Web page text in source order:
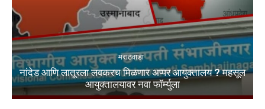
मराठवाडा
नांदेड आणि लातूरला लवकरच मिळणार अप्पर आयुक्तालय ? महसूल
आयुक्तालयावर नवा फॉर्म्युला